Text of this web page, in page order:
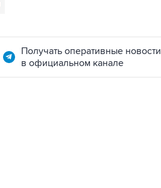
Получать оперативные новости
в официальном канале